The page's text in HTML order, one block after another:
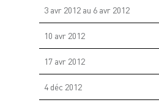
3 avr 2012 au 6 avr 2012
10 avr 2012
17 avr 2012
4 déc 2012